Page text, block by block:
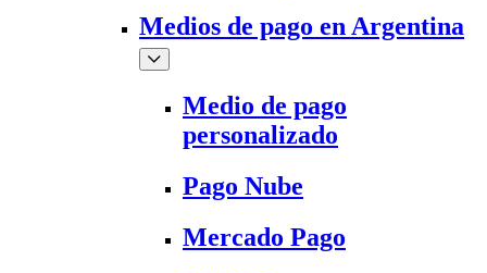
Medios de pago en Argentina
Medio de pago
personalizado
Pago Nube
Mercado Pago